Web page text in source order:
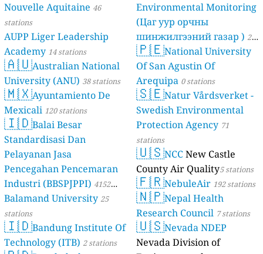
Nouvelle Aquitaine 46
stations
AUPP Liger Leadership
Academy 14 stations
🇦🇺Australian National
University (ANU) 38 stations
🇲🇽Ayuntamiento De
Mexicali 120 stations
🇮🇩Balai Besar
Standardisasi Dan
Pelayanan Jasa
Pencegahan Pencemaran
Industri (BBSPJPPI) 4152
stations
Balamand University25
stations
🇮🇩Bandung Institute Of
Technology (ITB) 2 stations
Environmental Monitoring
(Цаг уур орчны
шинжилгээний газар ) 21
stations
🇵🇪National University
Of San Agustin Of
Arequipa 0 stations
🇸🇪Natur Vårdsverket -
Swedish Environmental
Protection Agency 71
stations
🇺🇸NCCNew Castle
County Air Quality5 stations
🇫🇷NebuleAir 192 stations
🇳🇵Nepal Health
Research Council 7 stations
🇺🇸Nevada NDEP
Nevada Division of